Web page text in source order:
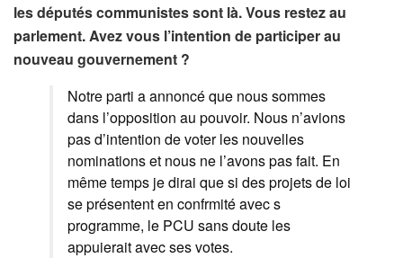
les députés communistes sont là. Vous restez au
parlement. Avez vous l’intention de participer au
nouveau gouvernement ?
Notre parti a annoncé que nous sommes
dans l’opposition au pouvoir. Nous n’avions
pas d’intention de voter les nouvelles
nominations et nous ne l’avons pas fait. En
même temps je dirai que si des projets de loi
se présentent en confrmité avec s
programme, le PCU sans doute les
appuierait avec ses votes.